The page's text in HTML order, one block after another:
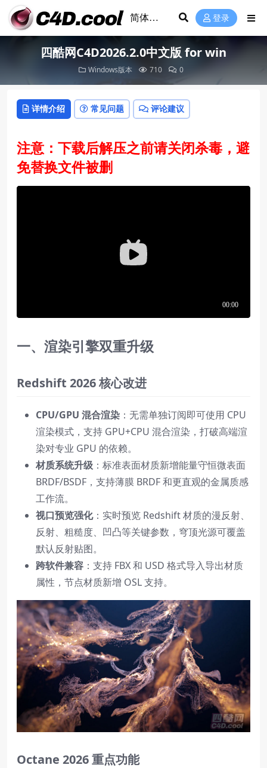
登录
四酷网C4D2026.2.0中文版 for win
Windows版本 710 0
详情介绍 常见问题 评论建议
注意：下载后解压之前请关闭杀毒，避
免替换文件被删
一、渲染引擎双重升级
Redshift 2026 核心改进
CPU/GPU 混合渲染 ：无需单独订阅即可使用 CPU
渲染模式，支持 GPU+CPU 混合渲染，打破高端渲
染对专业 GPU 的依赖。
材质系统升级 ：标准表面材质新增能量守恒微表面
BRDF/BSDF，支持薄膜 BRDF 和更直观的金属质感
工作流。
视口预览强化：实时预览 Redshift 材质的漫反射、
反射、粗糙度、凹凸等关键参数，穹顶光源可覆盖
默认反射贴图。
跨软件兼容 ：支持 FBX 和 USD 格式导入导出材质
属性，节点材质新增 OSL 支持。
Octane 2026 重点功能